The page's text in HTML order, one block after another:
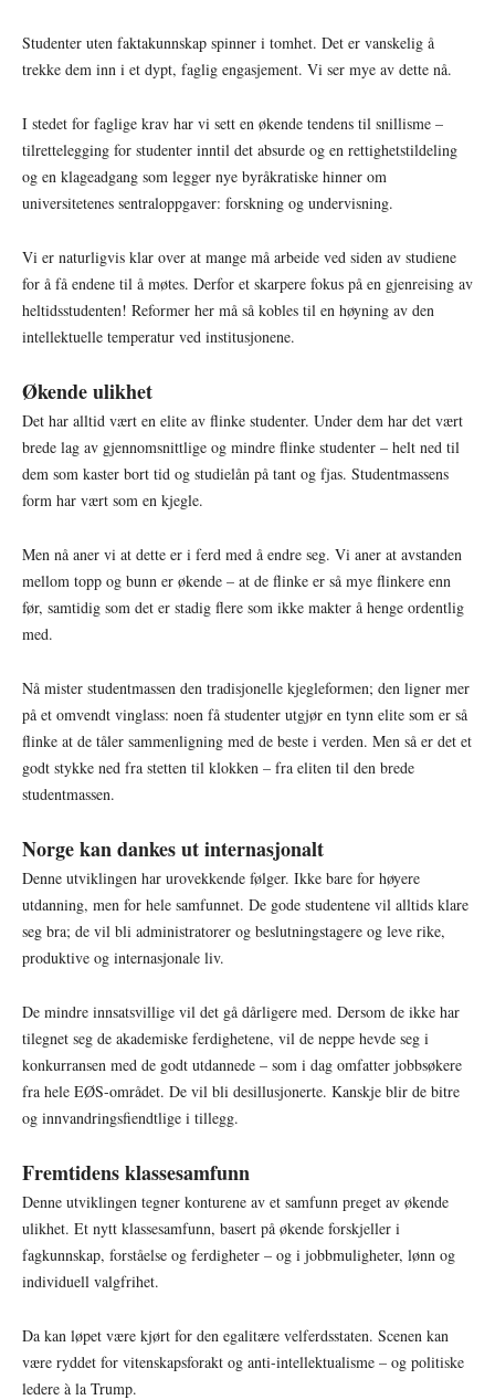
Studenter uten faktakunnskap spinner i tomhet. Det er vanskelig å
trekke dem inn i et dypt, faglig engasjement. Vi ser mye av dette nå.
I stedet for faglige krav har vi sett en økende tendens til snillisme –
tilrettelegging for studenter inntil det absurde og en rettighetstildeling
og en klageadgang som legger nye byråkratiske hinner om
universitetenes sentraloppgaver: forskning og undervisning.
Vi er naturligvis klar over at mange må arbeide ved siden av studiene
for å få endene til å møtes. Derfor et skarpere fokus på en gjenreising av
heltidsstudenten! Reformer her må så kobles til en høyning av den
intellektuelle temperatur ved institusjonene.
Økende ulikhet
Det har alltid vært en elite av flinke studenter. Under dem har det vært
brede lag av gjennomsnittlige og mindre flinke studenter – helt ned til
dem som kaster bort tid og studielån på tant og fjas. Studentmassens
form har vært som en kjegle.
Men nå aner vi at dette er i ferd med å endre seg. Vi aner at avstanden
mellom topp og bunn er økende – at de flinke er så mye flinkere enn
før, samtidig som det er stadig flere som ikke makter å henge ordentlig
med.
Nå mister studentmassen den tradisjonelle kjegleformen; den ligner mer
på et omvendt vinglass: noen få studenter utgjør en tynn elite som er så
flinke at de tåler sammenligning med de beste i verden. Men så er det et
godt stykke ned fra stetten til klokken – fra eliten til den brede
studentmassen.
Norge kan dankes ut internasjonalt
Denne utviklingen har urovekkende følger. Ikke bare for høyere
utdanning, men for hele samfunnet. De gode studentene vil alltids klare
seg bra; de vil bli administratorer og beslutningstagere og leve rike,
produktive og internasjonale liv.
De mindre innsatsvillige vil det gå dårligere med. Dersom de ikke har
tilegnet seg de akademiske ferdighetene, vil de neppe hevde seg i
konkurransen med de godt utdannede – som i dag omfatter jobbsøkere
fra hele EØS-området. De vil bli desillusjonerte. Kanskje blir de bitre
og innvandringsfiendtlige i tillegg.
Fremtidens klassesamfunn
Denne utviklingen tegner konturene av et samfunn preget av økende
ulikhet. Et nytt klassesamfunn, basert på økende forskjeller i
fagkunnskap, forståelse og ferdigheter – og i jobbmuligheter, lønn og
individuell valgfrihet.
Da kan løpet være kjørt for den egalitære velferdsstaten. Scenen kan
være ryddet for vitenskapsforakt og anti-intellektualisme – og politiske
ledere à la Trump.